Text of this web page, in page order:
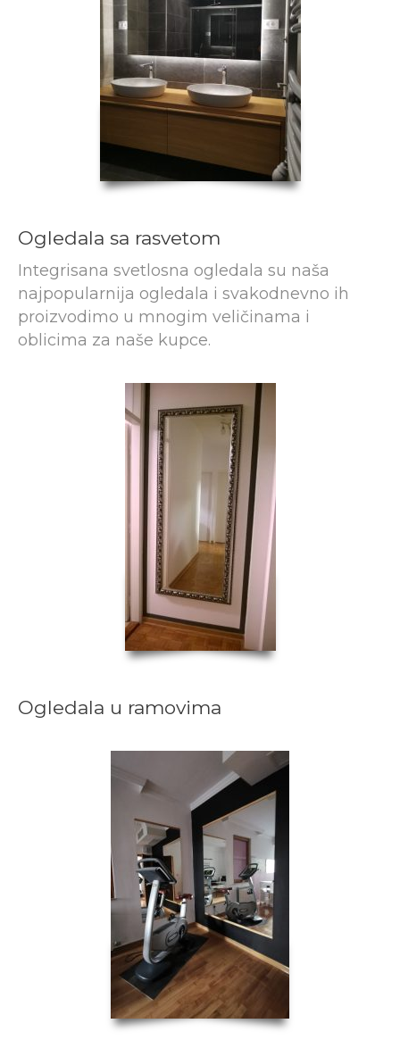
Ogledala sa rasvetom
Integrisana svetlosna ogledala su naša
najpopularnija ogledala i svakodnevno ih
proizvodimo u mnogim veličinama i
oblicima za naše kupce.
Ogledala u ramovima